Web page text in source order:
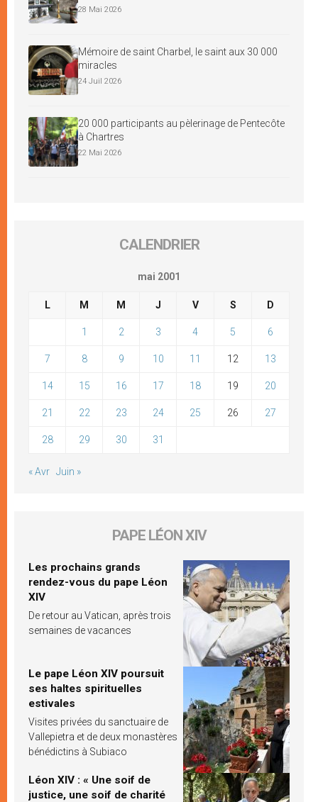
28 Mai 2026
Mémoire de saint Charbel, le saint aux 30 000
miracles
24 Juil 2026
20 000 participants au pèlerinage de Pentecôte
à Chartres
22 Mai 2026
CALENDRIER
mai 2001
L M M J V S D
1 2 3 4 5 6
7 8 9 10 11 12 13
14 15 16 17 18 19 20
21 22 23 24 25 26 27
28 29 30 31
« Avr Juin »
PAPE LÉON XIV
Les prochains grands
rendez-vous du pape Léon
XIV
De retour au Vatican, après trois
semaines de vacances
Le pape Léon XIV poursuit
ses haltes spirituelles
estivales
Visites privées du sanctuaire de
Vallepietra et de deux monastères
bénédictins à Subiaco
Léon XIV : « Une soif de
justice, une soif de charité